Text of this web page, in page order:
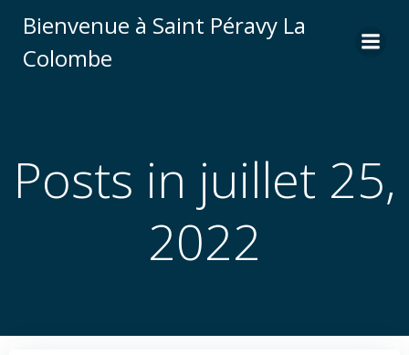
au
Bienvenue à Saint Péravy La
Colombe
Posts in juillet 25,
2022